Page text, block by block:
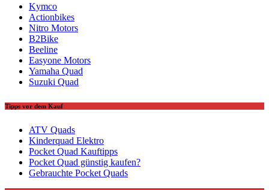
Kymco
Actionbikes
Nitro Motors
B2Bike
Beeline
Easyone Motors
Yamaha Quad
Suzuki Quad
Tipps vor dem Kauf
ATV Quads
Kinderquad Elektro
Pocket Quad Kauftipps
Pocket Quad günstig kaufen?
Gebrauchte Pocket Quads